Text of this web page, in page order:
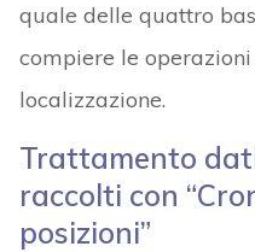
quale delle quattro
compiere le
localizzazione.
Trattamento
raccolti con
posizioni”